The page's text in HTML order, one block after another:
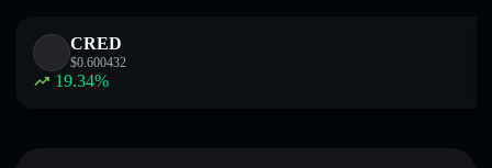
CRED
$0.600432
19.34%